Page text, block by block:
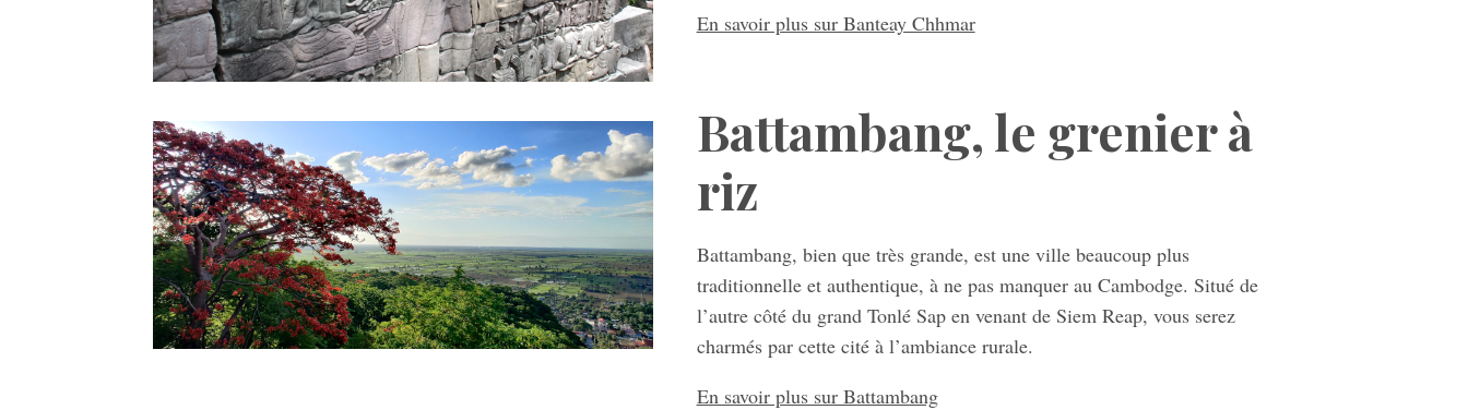
En savoir plus sur Banteay Chhmar
Battambang, le grenier à
riz
Battambang, bien que très grande, est une ville beaucoup plus
traditionnelle et authentique, à ne pas manquer au Cambodge. Situé de
l’autre côté du grand Tonlé Sap en venant de Siem Reap, vous serez
charmés par cette cité à l’ambiance rurale.
En savoir plus sur Battambang